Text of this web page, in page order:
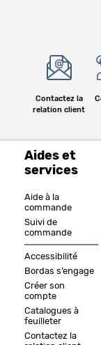
Contactez la
relation client
Aides et
services
Aide à la
commande
Suivi de
commande
Accessibilité
Bordas s’engage
Créer son
compte
Catalogues à
feuilleter
Contactez la